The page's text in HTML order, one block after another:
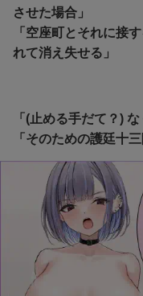
させた場合」
「空座町とそれに接
れて消え失せる」
「(止める手だて？) な
「そのための護廷十三